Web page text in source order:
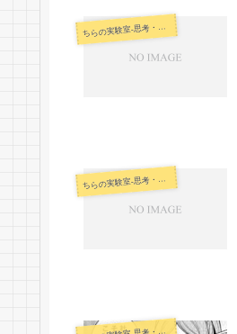
ち らの実験室-思考・失敗談・リアルタイム実況等を発信します-
ち らの実験室-思考・失敗談・リアルタイム実況等を発信します-
らの実験室-思考・失敗談・リアルタイム実況等を発信します-